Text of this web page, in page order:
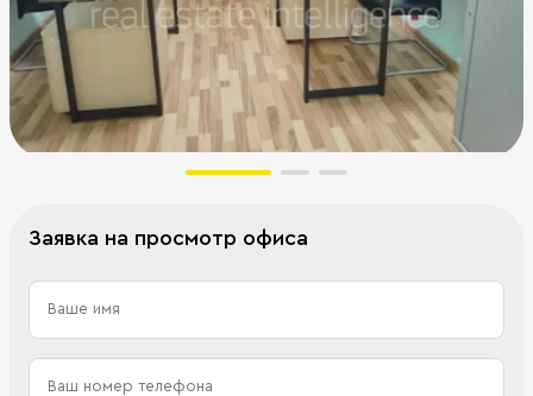
Заявка на просмотр офиса